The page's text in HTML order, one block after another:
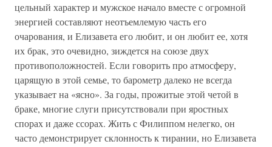
цельный характер и мужское начало вместе с огромной
энергией составляют неотъемлемую часть его
очарования, и Елизавета его любит, и он любит ее, хотя
их брак, это очевидно, зиждется на союзе двух
противоположностей. Если говорить про атмосферу,
царящую в этой семье, то барометр далеко не всегда
указывает на «ясно». За годы, прожитые этой четой в
браке, многие слуги присутствовали при яростных
спорах и даже ссорах. Жить с Филиппом нелегко, он
часто демонстрирует склонность к тирании, но Елизавета